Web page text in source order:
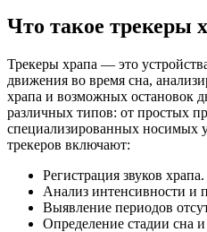
Что такое трекеры
Трекеры храпа — это
движения во время сна,
храпа и возможных остановок
различных типов: от простых
специализированных носимых
трекеров включают:
Регистрация звуков храпа.
Анализ интенсивности и
Выявление периодов
Определение стадии сна и